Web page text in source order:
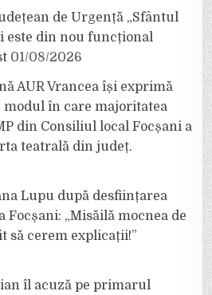
de Urgență „Sfântul
este din nou funcțional
01/08/2026
AUR Vrancea își exprimă
modul în care majoritatea
din Consiliul local Focșani a
teatrală din județ.
Lupu după desființarea
„Misăilă mocnea de
să cerem explicații!”
îl acuză pe primarul